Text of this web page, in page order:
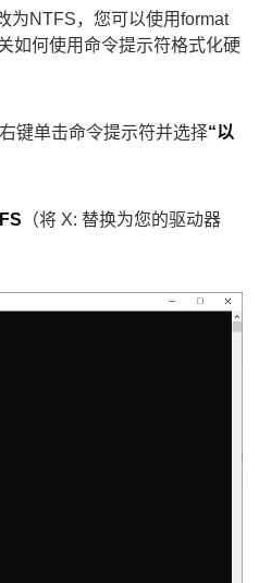
为NTFS，您可以使用format
如何使用命令提示符格式化硬
键单击命令提示符并选择“以
（将 X: 替换为您的驱动器